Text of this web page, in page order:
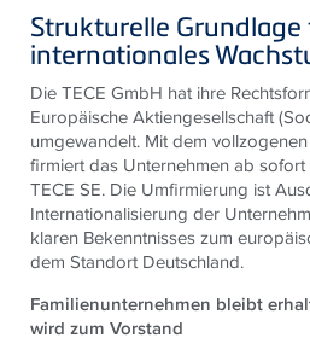
Strukturelle
internationales
DieTECE GmbH hat ihre
Europäische Aktiengesellschaft
umgewandelt. Mit dem
firmiert das Unternehmen ab
TECE SE. Die Umfirmierung ist
Internationalisierung der
klaren Bekenntnisses zum
dem Standort Deutschland.
Familienunternehmen bleibt
wird zum Vorstand